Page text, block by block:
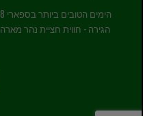
8 הימים הטובים ביותר בספארי
הגירה - חווית חציית נהר מארה